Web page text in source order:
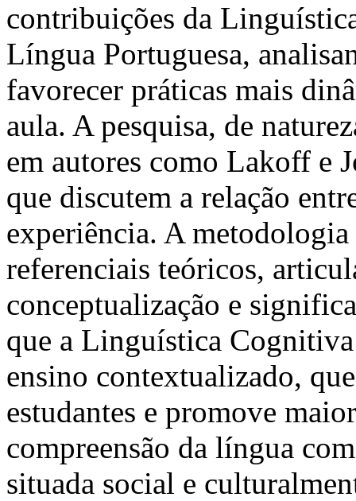
contribuições da
Língua Portuguesa,
favorecer práticas mais
aula. A pesquisa, de
em autores como Lakoff e
que discutem a relação
experiência. A
referenciais teóricos,
conceptualização e
que a Linguística
ensino contextualizado,
estudantes e promove
compreensão da língua
situada social e